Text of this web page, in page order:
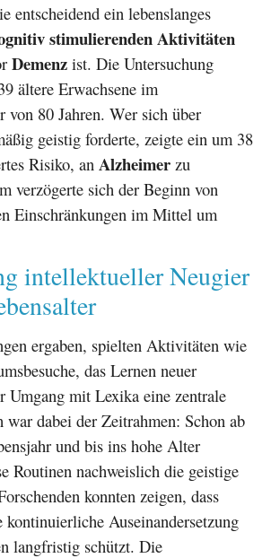
entscheidend ein lebenslanges
stimulierenden Aktivitäten
Demenz ist. Die Untersuchung
ältere Erwachsene im
von 80 Jahren. Wer sich über
geistig forderte, zeigte ein um 38
Risiko, an Alzheimer zu
verzögerte sich der Beginn von
Einschränkungen im Mittel um
intellektueller Neugier
ergaben, spielten Aktivitäten wie
das Lernen neuer
Umgang mit Lexika eine zentrale
dabei der Zeitrahmen: Schon ab
und bis ins hohe Alter
Routinen nachweislich die geistige
konnten zeigen, dass
kontinuierliche Auseinandersetzung
langfristig schützt. Die